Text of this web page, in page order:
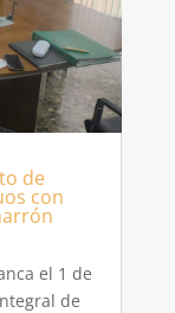
de
con
el 1 de
de